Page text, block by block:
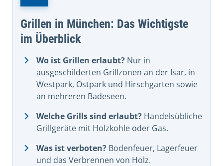
Grillen in München: Das Wichtigste
im Überblick
Wo ist Grillen erlaubt? Nur in
ausgeschilderten Grillzonen an der Isar, in
Westpark, Ostpark und Hirschgarten sowie
an mehreren Badeseen.
Welche Grills sind erlaubt? Handelsübliche
Grillgeräte mit Holzkohle oder Gas.
Was ist verboten? Bodenfeuer, Lagerfeuer
und das Verbrennen von Holz.